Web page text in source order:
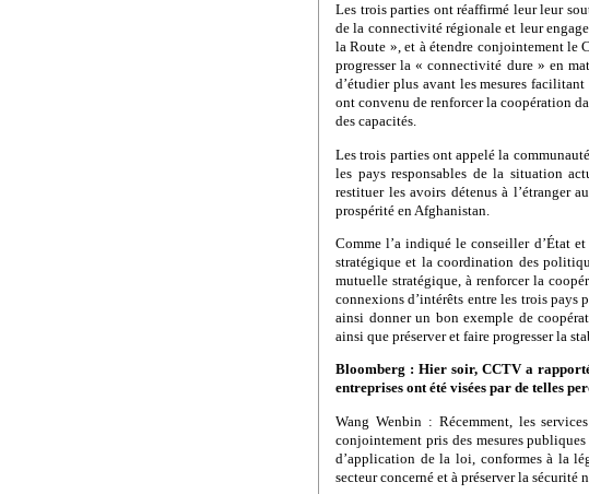
Les trois parties ont réaffirmé leur leur
de la connectivité régionale et leur
la Route », et à étendre conjointement le
progresser la « connectivité dure » en
d’étudier plus avant les mesures
ont convenu de renforcer la coopération
des capacités.
Les trois parties ont appelé la
les pays responsables de la situation
restituer les avoirs détenus à l’étranger
prospérité en Afghanistan.
Comme l’a indiqué le conseiller d’État
stratégique et la coordination des
mutuelle stratégique, à renforcer la
connexions d’intérêts entre les trois
ainsi donner un bon exemple de
ainsi que préserver et faire progresser la
Bloomberg : Hier soir, CCTV a
entreprises ont été visées par de telles
Wang Wenbin : Récemment, les
conjointement pris des mesures
d’application de la loi, conformes à la
secteur concerné et à préserver la